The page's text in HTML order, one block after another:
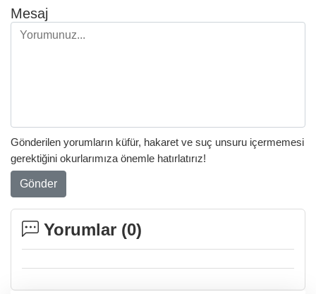
Mesaj
Gönderilen yorumların küfür, hakaret ve suç unsuru içermemesi
gerektiğini okurlarımıza önemle hatırlatırız!
Gönder
Yorumlar (0)